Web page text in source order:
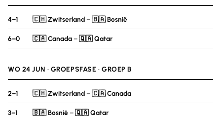
4–1 🇨🇭 Zwitserland–🇧🇦 Bosnië
6–0 🇨🇦 Canada–🇶🇦 Qatar
WO 24 JUN · GROEPSFASE · GROEP B
2–1 🇨🇭 Zwitserland–🇨🇦 Canada
3–1 🇧🇦 Bosnië–🇶🇦 Qatar